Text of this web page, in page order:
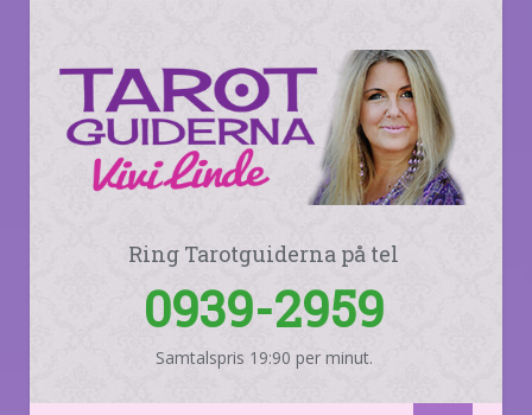
Ring Tarotguiderna på tel
0939-2959
Samtalspris 19:90 per minut.